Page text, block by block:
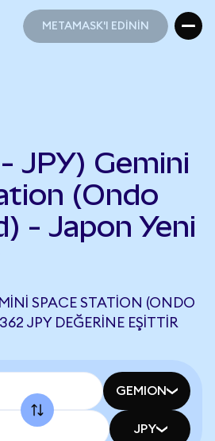
METAMASK'I EDİNİN
JPY) Gemini
(Ondo
- Japon Yeni
SPACE STATION (ONDO
JPY DEĞERINE EŞITTIR
GEMION
JPY